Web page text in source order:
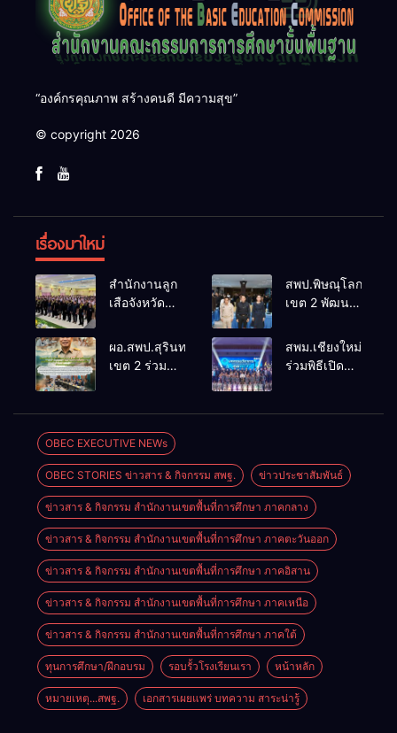
“องค์กรคุณภาพ สร้างคนดี มีความสุข”
© copyright 2026
เรื่องมาใหม่
สำนักงานลูก
เสือจังหวัด
กิจกรรมลูก
เสือ เนตรนารี
ประโยชน์
“รวมใจภักดี
ถวายความ
อาลัยสมเด็จ
พระพันปี
หลวง”
สพป.พิษณุโลก
เขต 2 พัฒนา
ศึกษาการ
บริหารจัดการ
ผอ.สพป.สุรินทร์
เขต 2 ร่วมขับ
สมองปรับปรุง
หลักเกณฑ์
การย้าย-โอน
ข้าราชการ
ครูฯ ร่วมกับ
ก.ค.ศ.
สพม.เชียงใหม่
ร่วมพิธีเปิด
AI” ยกระดับ
การเรียนรู้
เทคโนโลยี
และนวัตกรรม
การศึกษา
OBEC EXECUTIVE NEWs
OBEC STORIES ข่าวสาร & กิจกรรม สพฐ. ข่าวประชาสัมพันธ์
ข่าวสาร & กิจกรรม สำนักงานเขตพื้นที่การศึกษา ภาคกลาง
ข่าวสาร & กิจกรรม สำนักงานเขตพื้นที่การศึกษา ภาคตะวันออก
ข่าวสาร & กิจกรรม สำนักงานเขตพื้นที่การศึกษา ภาคอิสาน
ข่าวสาร & กิจกรรม สำนักงานเขตพื้นที่การศึกษา ภาคเหนือ
ข่าวสาร & กิจกรรม สำนักงานเขตพื้นที่การศึกษา ภาคใต้
ทุนการศึกษา/ฝึกอบรม รอบรั้วโรงเรียนเรา หน้าหลัก
หมายเหตุ...สพฐ. เอกสารเผยแพร่ บทความ สาระน่ารู้